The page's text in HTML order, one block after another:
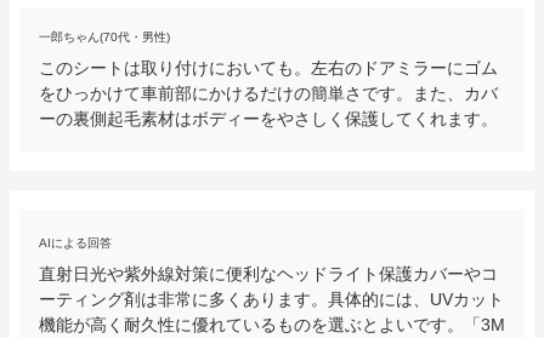
一郎ちゃん(70代・男性)
このシートは取り付けにおいても。左右のドアミラーにゴム
をひっかけて車前部にかけるだけの簡単さです。また、カバ
ーの裏側起毛素材はボディーをやさしく保護してくれます。
AIによる回答
直射日光や紫外線対策に便利なヘッドライト保護カバーやコ
ーティング剤は非常に多くあります。具体的には、UVカット
機能が高く耐久性に優れているものを選ぶとよいです。「3M